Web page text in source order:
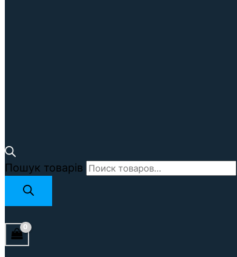
Пошук товарів